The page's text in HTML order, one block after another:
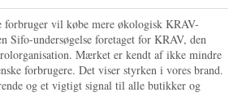
vil købe mere økologisk KRAV-
Sifo-undersøgelse foretaget for KRAV, den
Mærket er kendt af ikke mindre
forbrugere. Det viser styrken i vores brand.
og et vigtigt signal til alle butikker og